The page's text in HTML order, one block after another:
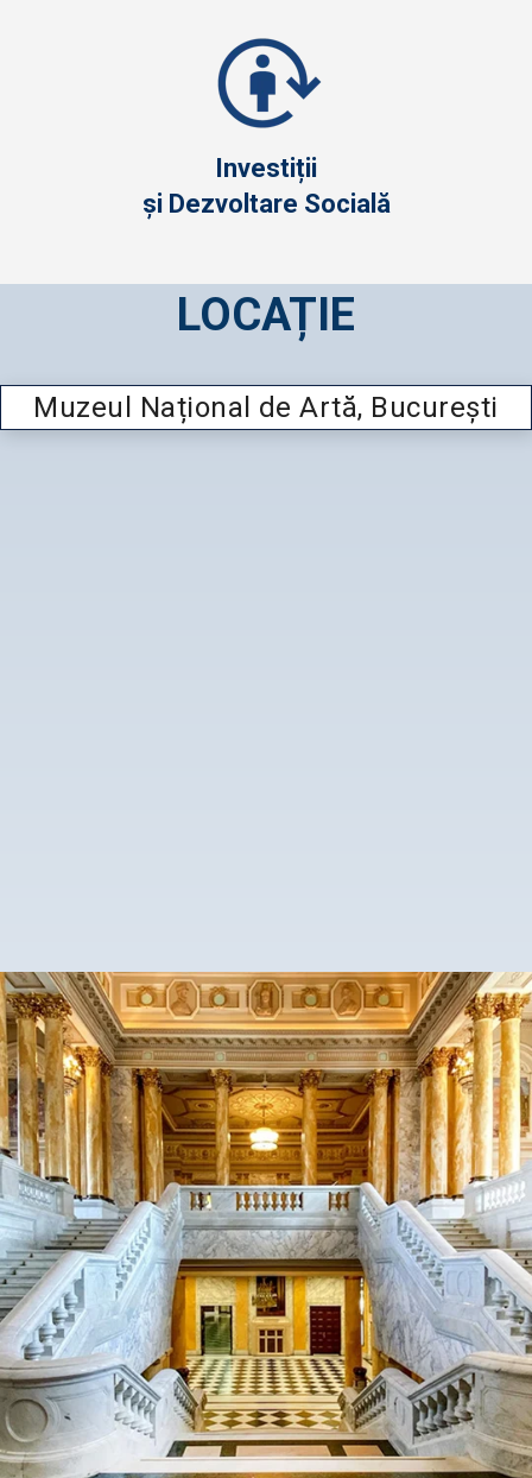
Investiții
și Dezvoltare Socială
LOCAȚIE
Muzeul Național de Artă, București